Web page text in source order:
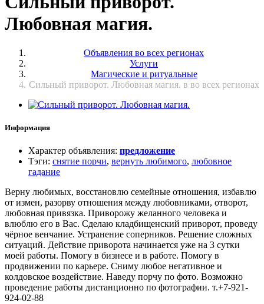
Любовная магия.
Объявления во всех регионах
Услуги
Магические и ритуальные
Сильный приворот. Любовная магия. в во всех регионах
Информация
Характер объявления: предложение
Тэги: снятие порчи, вернуть любимого, любовное
гадание
Верну любимых, восстановлю семейные отношения, избавлю
от измен, разорву отношения между любовниками, отворот,
любовная привязка. Приворожу желанного человека и
влюблю его в Вас. Сделаю кладбищенский приворот, проведу
чёрное венчание. Устранение соперников. Решение сложных
ситуаций. Действие приворота начинается уже на 3 сутки
моей работы. Помогу в бизнесе и в работе. Помогу в
продвижении по карьере. Сниму любое негативное и
колдовское воздействие. Наведу порчу по фото. Возможно
проведение работы дистанционно по фотографии. т.+7-921-
924-02-88